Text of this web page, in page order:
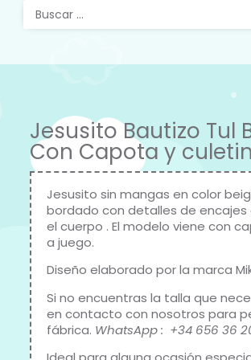
Jesusito Bautizo Tul
Con Capota y culetin
Jesusito sin mangas en color
bordado con detalles de encajes
el cuerpo . El modelo viene con
a juego.
Diseño elaborado por la marca
Si no encuentras la talla que
en contacto con nosotros para
fábrica. WhatsApp : +34 656 36